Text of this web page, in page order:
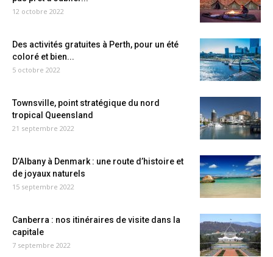
12 octobre 2022
Des activités gratuites à Perth, pour un été
coloré et bien...
5 octobre 2022
Townsville, point stratégique du nord
tropical Queensland
21 septembre 2022
D’Albany à Denmark : une route d’histoire et
de joyaux naturels
15 septembre 2022
Canberra : nos itinéraires de visite dans la
capitale
7 septembre 2022